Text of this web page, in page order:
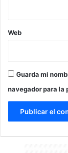
Web
Guarda mi
navegador para la